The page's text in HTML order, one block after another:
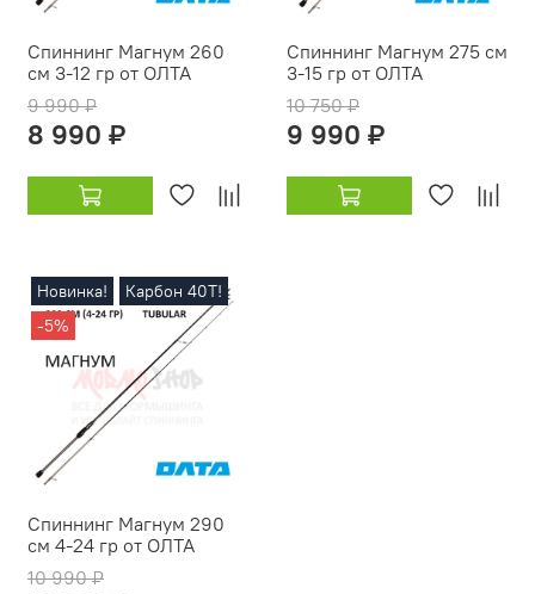
Спиннинг Магнум 260
см 3-12 гр от ОЛТА
9 990 ₽
8 990 ₽
Спиннинг Магнум 275 см
3-15 гр от ОЛТА
10 750 ₽
9 990 ₽
Новинка!
Карбон 40Т!
-5%
Спиннинг Магнум 290
см 4-24 гр от ОЛТА
10 990 ₽